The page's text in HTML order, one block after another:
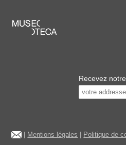
Recevez
Mentions légales Politique de